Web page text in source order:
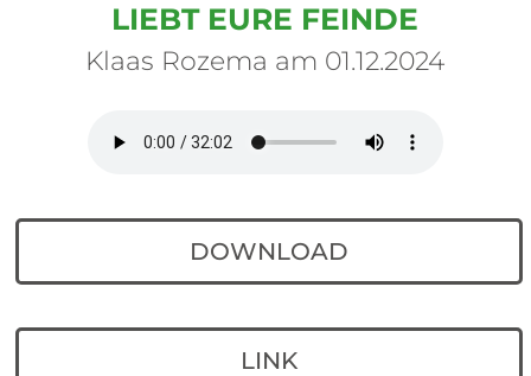
LIEBT EURE FEINDE
Klaas Rozema am 01.12.2024
DOWNLOAD
LINK